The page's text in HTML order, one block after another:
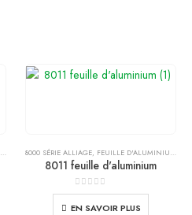
DES PRODUITS
8000 SÉRIE ALLIAGE, FEUILLE D'ALUMINIUM
8011 feuille d'aluminium
0de 5
EN SAVOIR PLUS